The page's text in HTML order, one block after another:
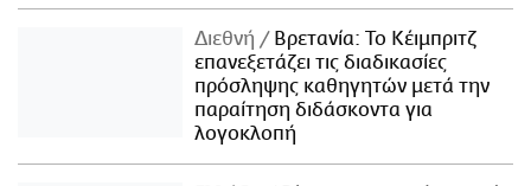
Διεθνή
Βρετανία: Το Κέιμπριτζ
επανεξετάζει τις διαδικασίες
πρόσληψης καθηγητών μετά την
παραίτηση διδάσκοντα για
λογοκλοπή